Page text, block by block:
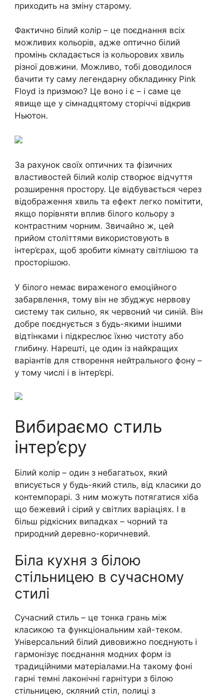
приходить на зміну старому.
Фактично білий колір – це поєднання всіх
можливих кольорів, адже оптично білий
промінь складається із кольорових хвиль
різної довжини. Можливо, тобі доводилося
бачити ту саму легендарну обкладинку Pink
Floyd із призмою? Це воно і є – і саме це
явище ще у сімнадцятому сторіччі відкрив
Ньютон.
За рахунок своїх оптичних та фізичних
властивостей білий колір створює відчуття
розширення простору. Це відбувається через
відображення хвиль та ефект легко помітити,
якщо порівняти вплив білого кольору з
контрастним чорним. Звичайно ж, цей
прийом століттями використовують в
інтер’єрах, щоб зробити кімнату світлішою та
просторішою.
У білого немає вираженого емоційного
забарвлення, тому він не збуджує нервову
систему так сильно, як червоний чи синій. Він
добре поєднується з будь-якими іншими
відтінками і підкреслює їхню чистоту або
глибину. Нарешті, це один із найкращих
варіантів для створення нейтрального фону –
у тому числі і в інтер’єрі.
Вибираємо стиль
інтер’єру
Білий колір – один з небагатьох, який
вписується у будь-який стиль, від класики до
контемпорарі. З ним можуть потягатися хіба
що бежевий і сірий у світлих варіаціях. І в
більш рідкісних випадках – чорний та
природний деревно-коричневий.
Біла кухня з білою
стільницею в сучасному
стилі
Сучасний стиль – це тонка грань між
класикою та функціональним хай-теком.
Універсальний білий дивовижно поєднують і
гармонізує поєднання модних форм із
традиційними матеріалами.На такому фоні
гарні темні лаконічні гарнітури з білою
стільницею, скляний стіл, полиці з